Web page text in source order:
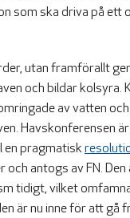
som ska driva på ett
utan framförallt
och bildar kolsyra.
av vatten
Havskonferensen
en pragmatisk
och antogs av FN. Den
tidigt, vilket
är nu inne för att gå